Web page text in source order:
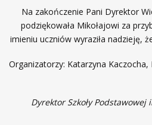
Na zakończenie Pani Dyrektor
podziękowała Mikołajowi za
imieniu uczniów wyraziła nadzieję,
Organizatorzy: Katarzyna
Dyrektor Szkoły